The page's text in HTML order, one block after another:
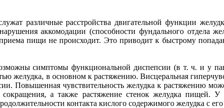
различные расстройства двигательной функции
аккомодации (способности фундального отдела
приема пищи не происходит. Это приводит к быстрому
симптомы функциональной диспепсии (в т. ч. и у
желудка, в основном к растяжению. Висцеральная
Повышенная чувствительность желудка к растяжению
а также растяжение стенок желудка пищей.
контакта кислого содержимого желудка с его